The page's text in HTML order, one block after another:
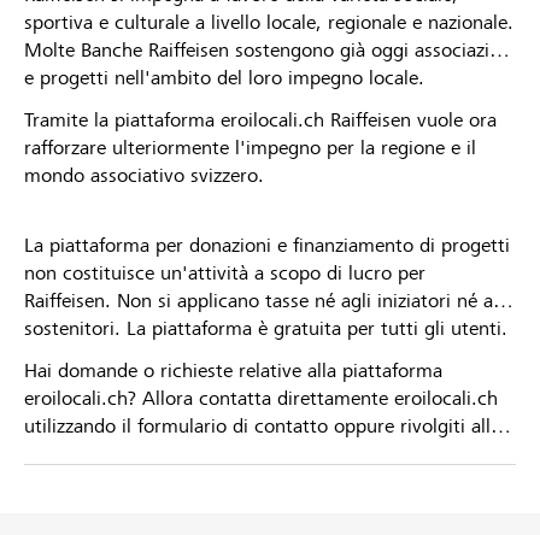
sportiva e culturale a livello locale, regionale e nazionale.
Molte Banche Raiffeisen sostengono già oggi associazioni
e progetti nell'ambito del loro impegno locale.
Tramite la piattaforma eroilocali.ch Raiffeisen vuole ora
rafforzare ulteriormente l'impegno per la regione e il
mondo associativo svizzero.
La piattaforma per donazioni e finanziamento di progetti
non costituisce un'attività a scopo di lucro per
Raiffeisen. Non si applicano tasse né agli iniziatori né ai
sostenitori. La piattaforma è gratuita per tutti gli utenti.
Hai domande o richieste relative alla piattaforma
eroilocali.ch? Allora contatta direttamente eroilocali.ch
utilizzando il formulario di contatto oppure rivolgiti alla